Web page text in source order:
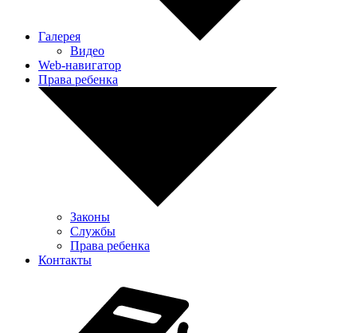
Галерея
Видео
Web-навигатор
Права ребенка
Законы
Службы
Права ребенка
Контакты